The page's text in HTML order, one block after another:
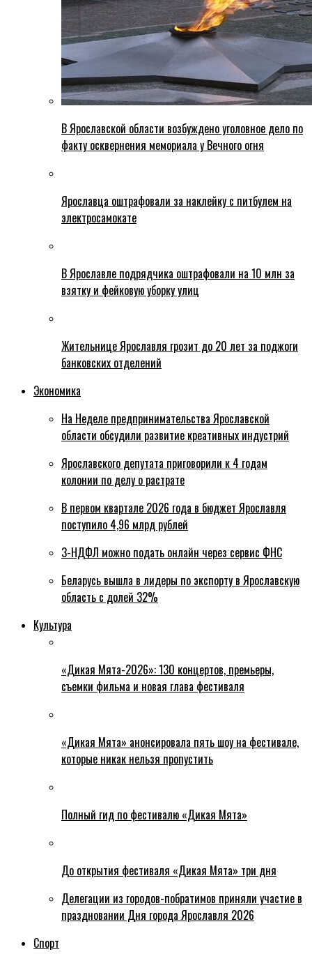
В Ярославской области возбуждено уголовное дело по
факту осквернения мемориала у Вечного огня
Ярославца оштрафовали за наклейку с питбулем на
электросамокате
В Ярославле подрядчика оштрафовали на 10 млн за
взятку и фейковую уборку улиц
Жительнице Ярославля грозит до 20 лет за поджоги
банковских отделений
Экономика
На Неделе предпринимательства Ярославской
области обсудили развитие креативных индустрий
Ярославского депутата приговорили к 4 годам
колонии по делу о растрате
В первом квартале 2026 года в бюджет Ярославля
поступило 4,96 млрд рублей
3-НДФЛ можно подать онлайн через сервис ФНС
Беларусь вышла в лидеры по экспорту в Ярославскую
область с долей 32%
Культура
«Дикая Мята-2026»: 130 концертов, премьеры,
съемки фильма и новая глава фестиваля
«Дикая Мята» анонсировала пять шоу на фестивале,
которые никак нельзя пропустить
Полный гид по фестивалю «Дикая Мята»
До открытия фестиваля «Дикая Мята» три дня
Делегации из городов-побратимов приняли участие в
праздновании Дня города Ярославля 2026
Спорт